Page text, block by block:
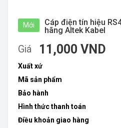
Mới
Cáp điện tín hiệu
hãng Altek Kabel
Giá 11,000 VND
Xuất xứ
Mã sản phẩm
Bảo hành
Hình thức thanh toán
Điều khoản giao hàng